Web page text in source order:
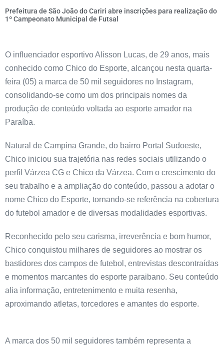
Prefeitura de São João do Cariri abre inscrições para realização do
1º Campeonato Municipal de Futsal
O influenciador esportivo Alisson Lucas, de 29 anos, mais
conhecido como Chico do Esporte, alcançou nesta quarta-
feira (05) a marca de 50 mil seguidores no Instagram,
consolidando-se como um dos principais nomes da
produção de conteúdo voltada ao esporte amador na
Paraíba.
Natural de Campina Grande, do bairro Portal Sudoeste,
Chico iniciou sua trajetória nas redes sociais utilizando o
perfil Várzea CG e Chico da Várzea. Com o crescimento do
seu trabalho e a ampliação do conteúdo, passou a adotar o
nome Chico do Esporte, tornando-se referência na cobertura
do futebol amador e de diversas modalidades esportivas.
Reconhecido pelo seu carisma, irreverência e bom humor,
Chico conquistou milhares de seguidores ao mostrar os
bastidores dos campos de futebol, entrevistas descontraídas
e momentos marcantes do esporte paraibano. Seu conteúdo
alia informação, entretenimento e muita resenha,
aproximando atletas, torcedores e amantes do esporte.
A marca dos 50 mil seguidores também representa a